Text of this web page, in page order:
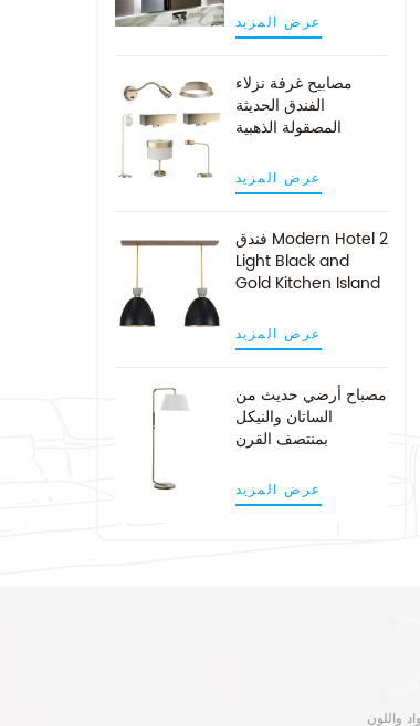
عرض المزيد
مصابيح غرفة نزلاء
الفندق الحديثة
المصقولة الذهبية
عرض المزيد
فندق Modern Hotel 2
Light Black and
Gold Kitchen Island
عرض المزيد
مصباح أرضي حديث من
الساتان والنيكل
بمنتصف القرن
عرض المزيد
واللون